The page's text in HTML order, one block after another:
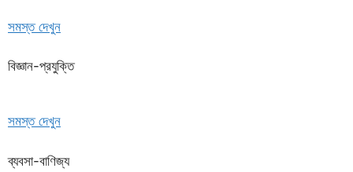
সমস্ত দেখুন
বিজ্ঞান-প্রযুক্তি
সমস্ত দেখুন
ব্যবসা-বাণিজ্য